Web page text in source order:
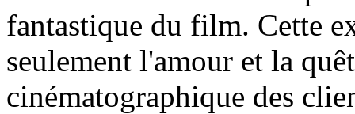
fantastique du film. Cette
seulement l'amour et la
cinématographique des